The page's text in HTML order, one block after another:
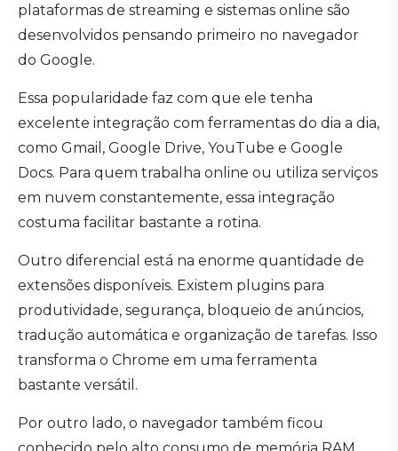
plataformas de streaming e sistemas online são
desenvolvidos pensando primeiro no navegador
do Google.
Essa popularidade faz com que ele tenha
excelente integração com ferramentas do dia a dia,
como Gmail, Google Drive, YouTube e Google
Docs. Para quem trabalha online ou utiliza serviços
em nuvem constantemente, essa integração
costuma facilitar bastante a rotina.
Outro diferencial está na enorme quantidade de
extensões disponíveis. Existem plugins para
produtividade, segurança, bloqueio de anúncios,
tradução automática e organização de tarefas. Isso
transforma o Chrome em uma ferramenta
bastante versátil.
Por outro lado, o navegador também ficou